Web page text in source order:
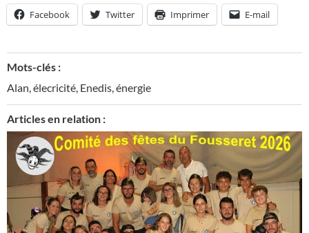
Facebook Twitter Imprimer E-mail
Mots-clés :
Alan élecricité Enedis énergie
Articles en relation :